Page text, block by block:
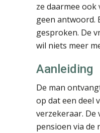
ze daarmee
geen antwoord.
gesproken. De
wil niets meer
Aanleiding
De man
op dat een deel
verzekeraar. De
pensioen via de